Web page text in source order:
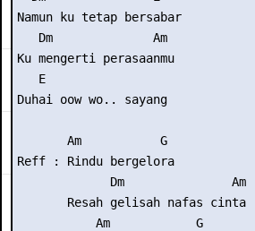
Namun ku tetap bersabar
   Dm              Am
Ku mengerti perasaanmu
   E
Duhai oow wo.. sayang
       Am           G
Reff : Rindu bergelora
             Dm               Am
       Resah gelisah nafas cinta
           Am            G